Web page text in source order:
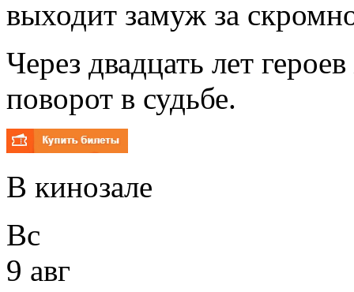
выходит замуж за
Через двадцать лет
поворот в судьбе.
В кинозале
Вс
9 авг